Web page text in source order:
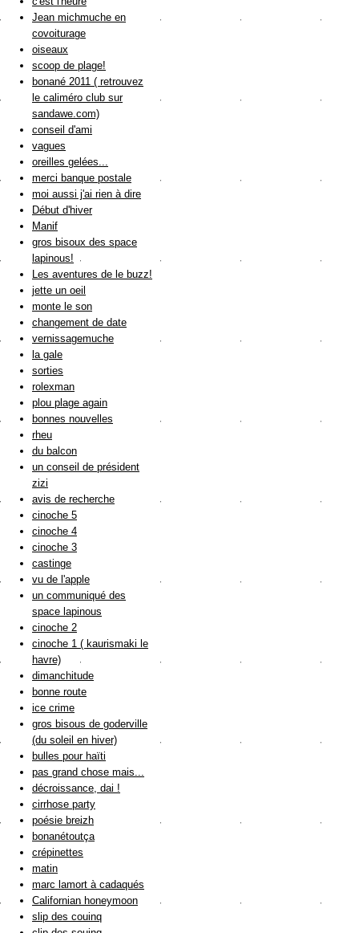
Jean michmuche en
covoiturage
oiseaux
scoop de plage!
bonané 2011 ( retrouvez
le caliméro club sur
sandawe.com)
conseil d'ami
vagues
oreilles gelées...
merci banque postale
moi aussi j'ai rien à dire
Début d'hiver
Manif
gros bisoux des space
lapinous!
Les aventures de le buzz!
jette un oeil
monte le son
changement de date
vernissagemuche
la gale
sorties
rolexman
plou plage again
bonnes nouvelles
rheu
du balcon
un conseil de président
zizi
avis de recherche
cinoche 5
cinoche 4
cinoche 3
castinge
vu de l'apple
un communiqué des
space lapinous
cinoche 2
cinoche 1 ( kaurismaki le
havre)
dimanchitude
bonne route
ice crime
gros bisous de goderville
(du soleil en hiver)
bulles pour haïti
pas grand chose mais...
décroissance, dai !
cirrhose party
poésie breizh
bonanétoutça
crépinettes
matin
marc lamort à cadaqués
Californian honeymoon
slip des couinq